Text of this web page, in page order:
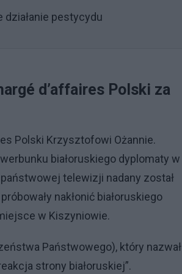
pestycydu
d’affaires Polski za
Polski Krzysztofowi Ożannie.
białoruskiego dyplomaty w
telewizji nadany został
nakłonić białoruskiego
w Kiszyniowie.
Państwowego), który nazwał
strony białoruskiej”.